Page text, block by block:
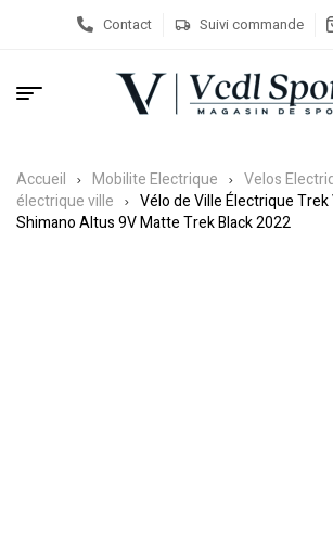
Contact Suivi commande
Accueil Mobilite Electrique Velos
électrique ville
Vélo de Ville Électrique
Shimano Altus 9V Matte Trek Black 2022